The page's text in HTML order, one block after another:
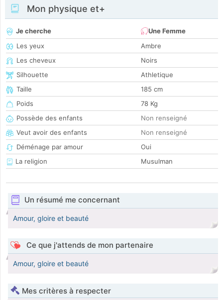
Mon physique et+
Je cherche
Une Femme
Les yeux
Ambre
Les cheveux
Noirs
Silhouette
Athletique
Taille
185 cm
Poids
78 Kg
Possède des enfants
Non renseigné
Veut avoir des enfants
Non renseigné
Déménage par amour
Oui
La religion
Musulman
Un résumé me concernant
Amour, gloire et beauté
Ce que j'attends de mon partenaire
Amour, gloire et beauté
Mes critères à respecter